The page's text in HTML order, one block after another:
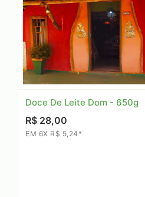
Doce De Leite Dom - 650g
R$ 28,00
EM 6X R$ 5,24*